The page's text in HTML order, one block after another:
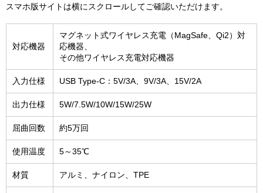
スマホ版サイトは横にスクロールしてご確認いただけます。
対応機器
マグネット式ワイヤレス充電（MagSafe、Qi2）対
応機器、
その他ワイヤレス充電対応機器
入力仕様 USB Type-C：5V/3A、9V/3A、15V/2A
出力仕様 5W/7.5W/10W/15W/25W
屈曲回数 約5万回
使用温度 5～35℃
材質 アルミ、ナイロン、TPE